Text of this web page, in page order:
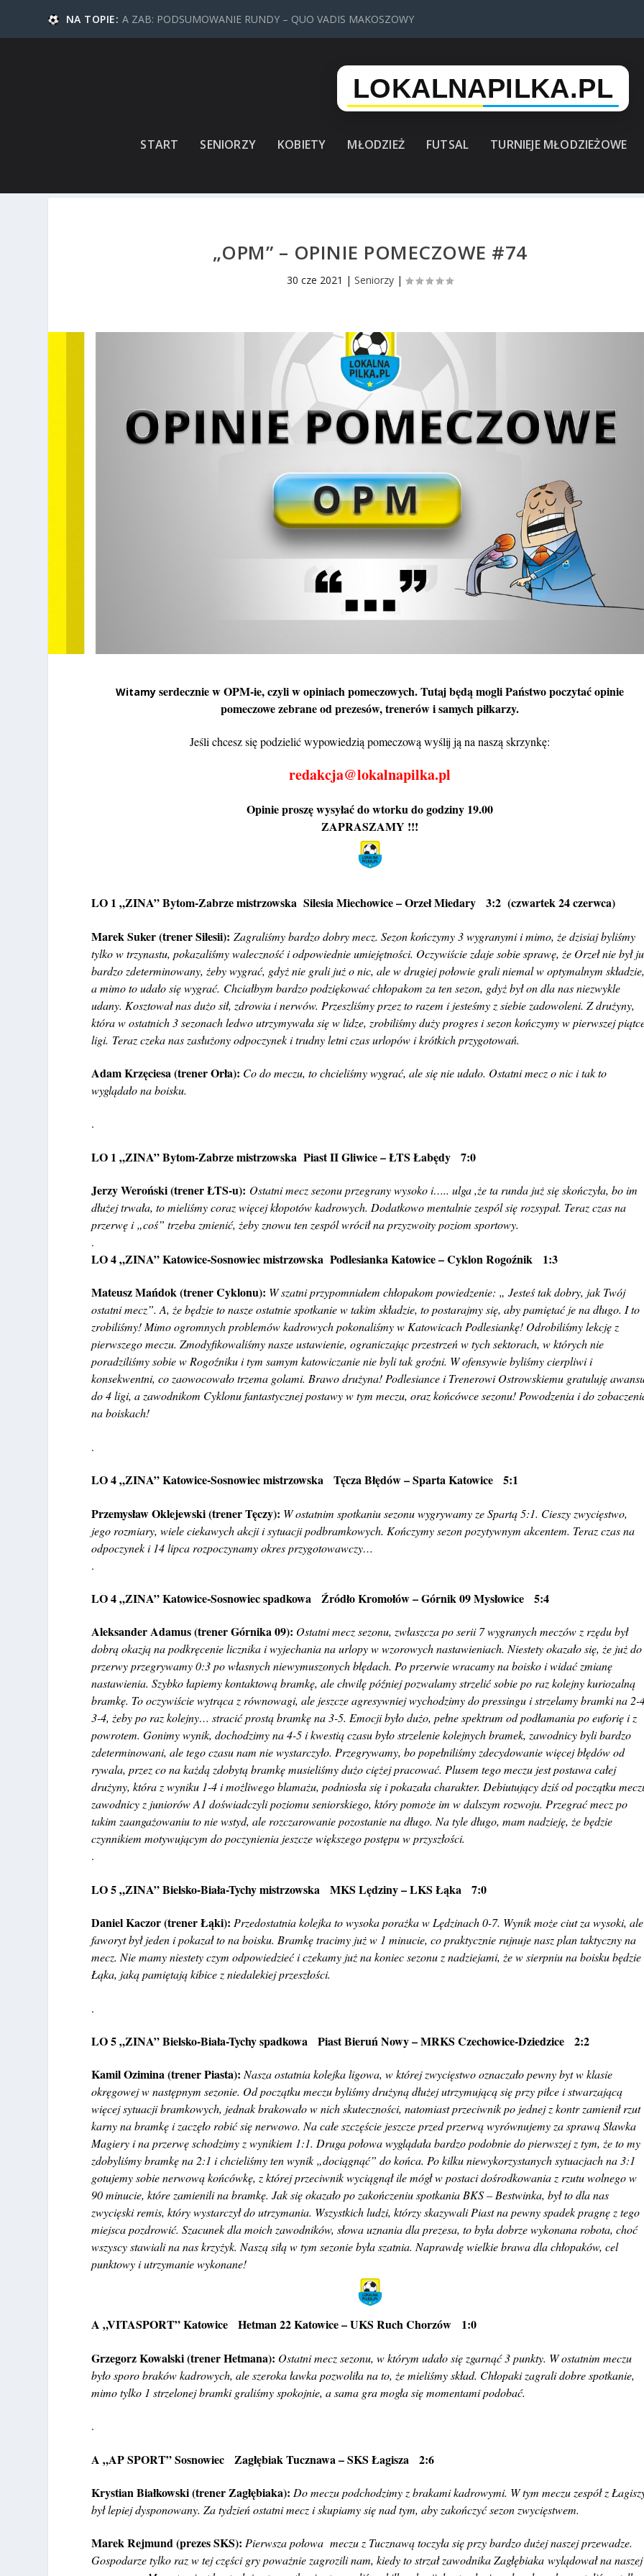
NA TOPIE: A ZAB: PODSUMOWANIE RUNDY – QUO VADIS MAKOSZOWY
START SENIORZY KOBIETY MŁODZIEŻ FUTSAL TURNIEJE MŁODZIEŻOWE
„OPM” – OPINIE POMECZOWE #74
30 cze 2021 |Seniorzy |
Witamy serdecznie w OPM-ie, czyli w opiniach pomeczowych. Tutaj będą mogli Państwo poczytać opinie
pomeczowe zebrane od prezesów, trenerów i samych piłkarzy.
Jeśli chcesz się podzielić wypowiedzią pomeczowąwyślij ją na naszą skrzynkę:
redakcja@lokalnapilka.pl
Opinie proszę wysyłać do wtorku do godziny 19.00
ZAPRASZAMY !!!
LO 1 „ZINA” Bytom-Zabrze mistrzowska Silesia Miechowice – Orzeł Miedary 3:2 (czwartek 24 czerwca)
Marek Suker (trener Silesii):Zagraliśmy bardzo dobry mecz. Sezon kończymy 3 wygranymi i mimo, że dzisiaj byliśmy
tylko w trzynastu, pokazaliśmy waleczność i odpowiednie umiejętności. Oczywiście zdaje sobie sprawę, że Orzeł nie był
bardzo zdeterminowany, żeby wygrać, gdyż nie grali już o nic, ale w drugiej połowie grali niemal w optymalnym
a mimo to udało się wygrać. Chciałbym bardzo podziękować chłopakom za ten sezon, gdyż był on dla nas niezwykle
udany. Kosztował nas dużo sił, zdrowia i nerwów. Przeszliśmy przez to razem i jesteśmy z siebie zadowoleni. Z drużyny,
która w ostatnich 3 sezonach ledwo utrzymywała się w lidze, zrobiliśmy duży progres i sezon kończymy w pierwszej
ligi. Teraz czeka nas zasłużony odpoczynek i trudny letni czas urlopów i krótkich przygotowań.
Adam Krzęciesa (trener Orła): Co do meczu, to chcieliśmy wygrać, ale się nie udało. Ostatni mecz o nic i tak to
wyglądało na boisku.
.
LO 1 „ZINA” Bytom-Zabrze mistrzowska Piast II Gliwice – ŁTS Łabędy 7:0
Jerzy Weroński (trener ŁTS-u): Ostatni mecz sezonu przegrany wysoko i….. ulga ,że ta runda już się skończyła, bo im
dłużej trwała, to mieliśmy coraz więcej kłopotów kadrowych. Dodatkowo mentalnie zespól się rozsypał. Teraz czas na
przerwę i „coś” trzeba zmienić, żeby znowu ten zespól wrócił na przyzwoity poziom sportowy.
.
LO 4 „ZINA” Katowice-Sosnowiec mistrzowska Podlesianka Katowice – Cyklon Rogoźnik 1:3
Mateusz Mańdok (trener Cyklonu): W szatni przypomniałem chłopakom powiedzenie: „ Jesteś tak dobry, jak Twój
ostatni mecz”. A, że będzie to nasze ostatnie spotkanie w takim składzie, to postarajmy się, aby pamiętać je na długo. I to
zrobiliśmy! Mimo ogromnych problemów kadrowych pokonaliśmy w Katowicach Podlesiankę! Odrobiliśmy lekcję z
pierwszego meczu. Zmodyfikowaliśmy nasze ustawienie, ograniczając przestrzeń w tych sektorach, w których nie
poradziliśmy sobie w Rogoźniku i tym samym katowiczanie nie byli tak groźni. W ofensywie byliśmy cierpliwi i
konsekwentni, co zaowocowało trzema golami. Brawo drużyna! Podlesiance i Trenerowi Ostrowskiemu gratuluję
do 4 ligi, a zawodnikom Cyklonu fantastycznej postawy w tym meczu, oraz końcówce sezonu! Powodzenia i do
na boiskach!
.
LO 4 „ZINA” Katowice-Sosnowiec mistrzowska Tęcza Błędów – Sparta Katowice 5:1
Przemysław Oklejewski (trener Tęczy): W ostatnim spotkaniu sezonu wygrywamy ze Spartą 5:1. Cieszy zwycięstwo,
jego rozmiary, wiele ciekawych akcji i sytuacji podbramkowych. Kończymy sezon pozytywnym akcentem. Teraz czas na
odpoczynek i 14 lipca rozpoczynamy okres przygotowawczy…
.
LO 4 „ZINA” Katowice-Sosnowiec spadkowa Źródło Kromołów – Górnik 09 Mysłowice 5:4
Aleksander Adamus (trener Górnika 09): Ostatni mecz sezonu, zwłaszcza po serii 7 wygranych meczów z rzędu był
dobrą okazją na podkręcenie licznika i wyjechania na urlopy w wzorowych nastawieniach. Niestety okazało się, że już do
przerwy przegrywamy 0:3 po własnych niewymuszonych błędach. Po przerwie wracamy na boisko i widać zmianę
nastawienia. Szybko łapiemy kontaktową bramkę, ale chwilę później pozwalamy strzelić sobie po raz kolejny kuriozalną
bramkę. To oczywiście wytrąca z równowagi, ale jeszcze agresywniej wychodzimy do pressingu i strzelamy bramki na 2-
3-4, żeby po raz kolejny… stracić prostą bramkę na 3-5. Emocji było dużo, pełne spektrum od podłamania po euforię i z
powrotem. Gonimy wynik, dochodzimy na 4-5 i kwestią czasu było strzelenie kolejnych bramek, zawodnicy byli bardzo
zdeterminowani, ale tego czasu nam nie wystarczyło. Przegrywamy, bo popełniliśmy zdecydowanie więcej błędów od
rywala, przez co na każdą zdobytą bramkę musieliśmy dużo ciężej pracować. Plusem tego meczu jest postawa całej
drużyny, która z wyniku 1-4 i możliwego blamażu, podniosła się i pokazała charakter. Debiutujący dziś od początku
zawodnicy z juniorów A1 doświadczyli poziomu seniorskiego, który pomoże im w dalszym rozwoju. Przegrać mecz po
takim zaangażowaniu to nie wstyd, ale rozczarowanie pozostanie na długo. Na tyle długo, mam nadzieję, że będzie
czynnikiem motywującym do poczynienia jeszcze większego postępu w przyszłości.
.
LO 5 „ZINA” Bielsko-Biała-Tychy mistrzowska MKS Lędziny – LKS Łąka 7:0
Daniel Kaczor (trener Łąki): Przedostatnia kolejka to wysoka porażka w Lędzinach 0-7. Wynik może ciut za wysoki, ale
faworyt był jeden i pokazał to na boisku. Bramkę tracimy już w 1 minucie, co praktycznie rujnuje nasz plan taktyczny na
mecz. Nie mamy niestety czym odpowiedzieć i czekamy już na koniec sezonu z nadziejami, że w sierpniu na boisku będzie
Łąka, jaką pamiętają kibice z niedalekiej przeszłości.
.
LO 5 „ZINA” Bielsko-Biała-Tychy spadkowa Piast Bieruń Nowy – MRKS Czechowice-Dziedzice 2:2
Kamil Ozimina (trener Piasta):Nasza ostatnia kolejka ligowa, w której zwycięstwo oznaczało pewny byt w klasie
okręgowej w następnym sezonie. Od początku meczu byliśmy drużyną dłużej utrzymującą się przy piłce i stwarzającą
więcej sytuacji bramkowych, jednak brakowało w nich skuteczności, natomiast przeciwnik po jednej z kontr zamienił rzut
karny na bramkę i zaczęło robić się nerwowo. Na całe szczęście jeszcze przed przerwą wyrównujemy za sprawą Sławka
Magiery i na przerwę schodzimy z wynikiem 1:1. Druga połowa wyglądała bardzo podobnie do pierwszej z tym, że to my
zdobyliśmy bramkę na 2:1 i chcieliśmy ten wynik „dociągnąć” do końca. Po kilku niewykorzystanych sytuacjach na 3:1
gotujemy sobie nerwową końcówkę, z której przeciwnik wyciągnął ile mógł w postaci dośrodkowania z rzutu wolnego w
90 minucie, które zamienili na bramkę. Jak się okazało po zakończeniu spotkania BKS – Bestwinka, był to dla nas
zwycięski remis, który wystarczył do utrzymania. Wszystkich ludzi, którzy skazywali Piast na pewny spadek pragnę z tego
miejsca pozdrowić. Szacunek dla moich zawodników, słowa uznania dla prezesa, to była dobrze wykonana robota, choć
wszyscy stawiali na nas krzyżyk. Naszą siłą w tym sezonie była szatnia. Naprawdę wielkie brawa dla chłopaków, cel
punktowy i utrzymanie wykonane!
A „VITASPORT” Katowice Hetman 22 Katowice – UKS Ruch Chorzów 1:0
Grzegorz Kowalski (trener Hetmana): Ostatni mecz sezonu, w którym udało się zgarnąć 3 punkty. W ostatnim meczu
było sporo braków kadrowych, ale szeroka ławka pozwoliła na to, że mieliśmy skład. Chłopaki zagrali dobre spotkanie,
mimo tylko 1 strzelonej bramki graliśmy spokojnie, a sama gra mogła się momentami podobać.
.
A „AP SPORT” Sosnowiec Zagłębiak Tucznawa – SKS Łagisza 2:6
Krystian Białkowski (trener Zagłębiaka): Do meczu podchodzimy z brakami kadrowymi. W tym meczu zespół z
był lepiej dysponowany. Za tydzień ostatni mecz i skupiamy się nad tym, aby zakończyć sezon zwycięstwem.
Marek Rejmund (prezes SKS): Pierwsza połowa meczu z Tucznawą toczyła się przy bardzo dużej naszej przewadze.
Gospodarze tylko raz w tej części gry poważnie zagrozili nam, kiedy to strzał zawodnika Zagłębiaka wylądował na naszej